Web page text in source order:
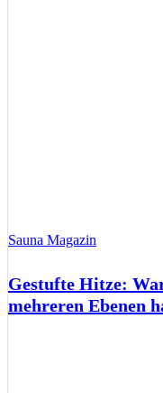
Sauna Magazin
Gestufte Hitze:
mehreren Ebenen